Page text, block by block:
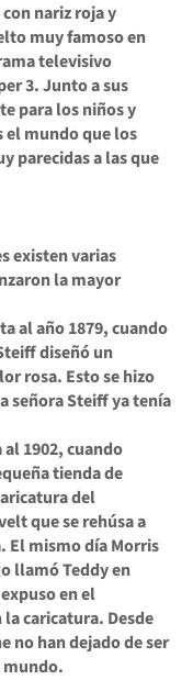
nariz roja y
muy famoso en
televisivo
3. Junto a sus
para los niños y
el mundo que los
parecidas a las que
existen varias
la mayor
al año 1879, cuando
diseñó un
rosa. Esto se hizo
señora Steiff ya tenía
1902, cuando
tienda de
del
que se rehúsa a
El mismo día Morris
llamó Teddy en
en el
caricatura. Desde
no han dejado de ser
mundo.